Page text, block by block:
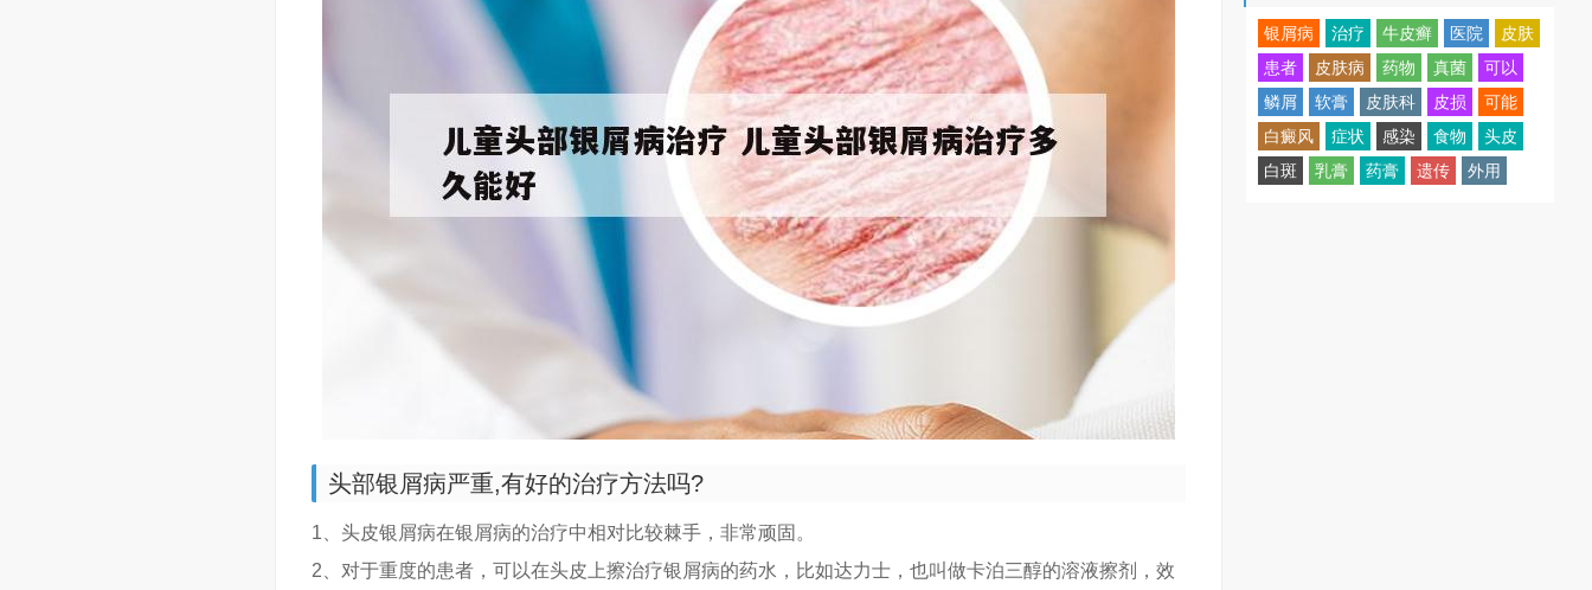
头部银屑病严重,有好的治疗方法吗?
1、头皮银屑病在银屑病的治疗中相对比较棘手，非常顽固。
2、对于重度的患者，可以在头皮上擦治疗银屑病的药水，比如达力士，也叫做卡泊三醇的溶液擦剂，效
银屑病 治疗 牛皮癣 医院
皮肤
患者
皮肤病 药物 真菌
可以
鳞屑
软膏 皮肤科 皮损
可能
白癜风
症状 感染 食物
头皮
白斑
乳膏 药膏 遗传 外用